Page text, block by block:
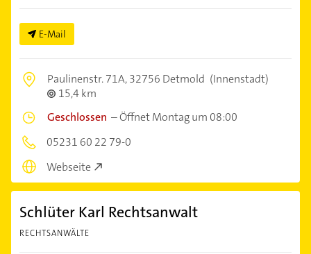
E-Mail
Paulinenstr. 71A,32756 Detmold (Innenstadt)
15,4 km
Geschlossen –Öffnet Montag um 08:00
05231 60 22 79-0
Webseite
Schlüter Karl Rechtsanwalt
RECHTSANWÄLTE